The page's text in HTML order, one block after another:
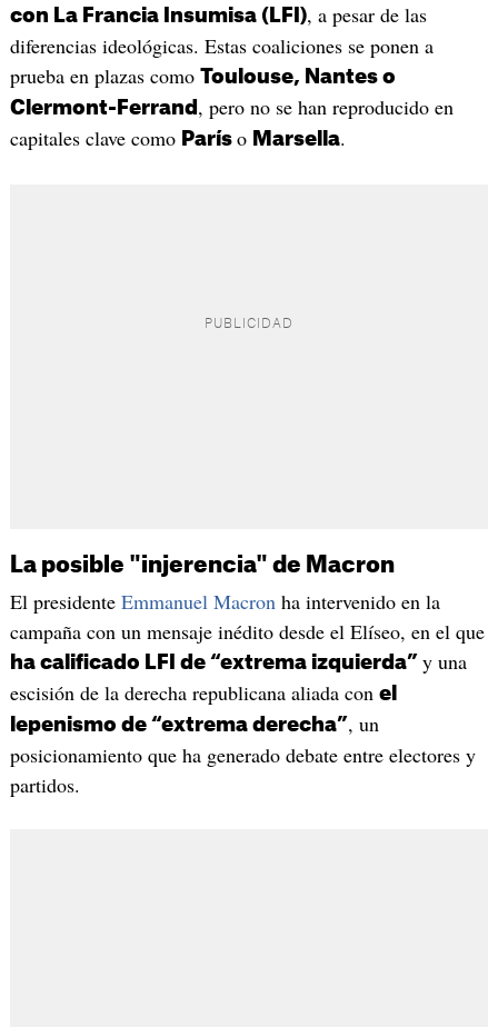
con La Francia Insumisa (LFI), a pesar de las
diferencias ideológicas. Estas coaliciones se ponen a
prueba en plazas como Toulouse, Nantes o
Clermont-Ferrand , pero no se han reproducido en
capitales clave como París o Marsella.
La posible "injerencia" de Macron
El presidente Emmanuel Macron ha intervenido en la
campaña con un mensaje inédito desde el Elíseo, en el que
ha calificado LFI de “extrema izquierda” y una
escisión de la derecha republicana aliada con el
lepenismo de “extrema derecha”, un
posicionamiento que ha generado debate entre electores y
partidos.